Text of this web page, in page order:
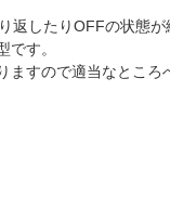
したりOFFの状態が
す。
すので適当なところ